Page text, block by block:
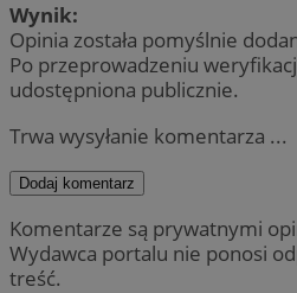
Wynik:
Opinia została pomyślnie
Po przeprowadzeniu
udostępniona publicznie.
Trwa wysyłanie komentarza ...
Dodaj komentarz
Komentarze są prywatnymi
Wydawca portalu nie ponosi
treść.